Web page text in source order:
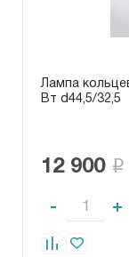
Лампа
Вт d44,5/32,5
12 900
- +